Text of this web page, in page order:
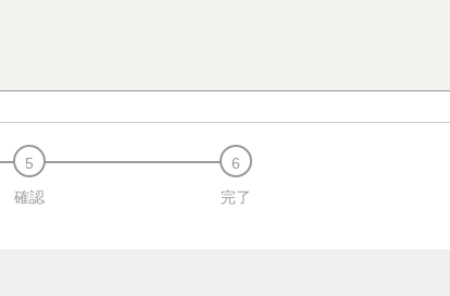
確認 完了